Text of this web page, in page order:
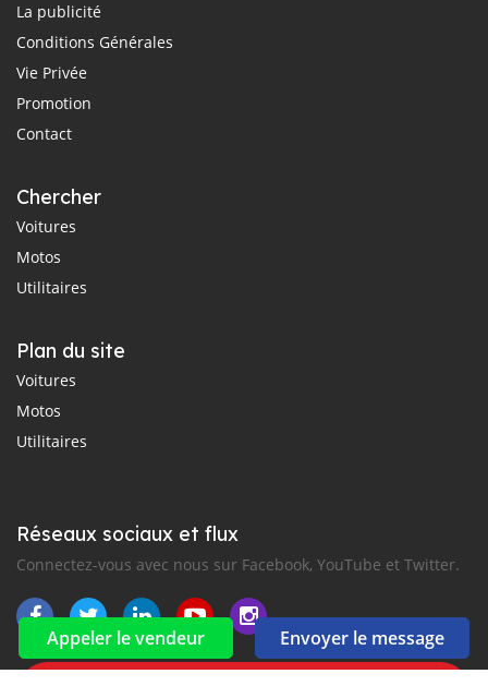
Appeler le vendeur Envoyer le message
La publicité
Conditions Générales
Vie Privée
Promotion
Contact
Chercher
Voitures
Motos
Utilitaires
Plan du site
Voitures
Motos
Utilitaires
Réseaux sociaux et flux
Connectez-vous avec nous sur Facebook, YouTube et Twitter.